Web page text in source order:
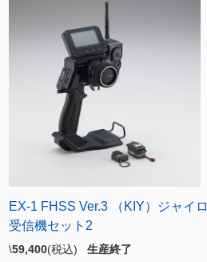
EX-1 FHSS Ver.3 （KIY）ジャイロ
受信機セット2
\59,400(税込) 生産終了